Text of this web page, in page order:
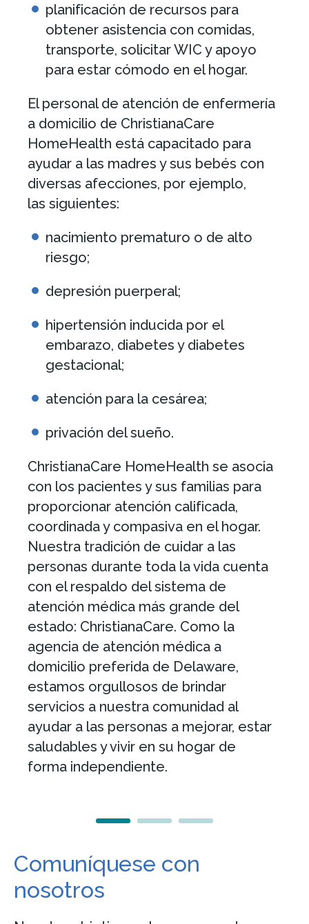
planificación de recursos para
obtener asistencia con comidas,
transporte, solicitar WIC y apoyo
para estar cómodo en el hogar.
El personal de atención de enfermería
a domicilio de ChristianaCare
HomeHealth está capacitado para
ayudar a las madres y sus bebés con
diversas afecciones, por ejemplo,
las siguientes:
nacimiento prematuro o de alto
riesgo;
depresión puerperal;
hipertensión inducida por el
embarazo, diabetes y diabetes
gestacional;
atención para la cesárea;
privación del sueño.
ChristianaCare HomeHealth se asocia
con los pacientes y sus familias para
proporcionar atención calificada,
coordinada y compasiva en el hogar.
Nuestra tradición de cuidar a las
personas durante toda la vida cuenta
con el respaldo del sistema de
atención médica más grande del
estado: ChristianaCare. Como la
agencia de atención médica a
domicilio preferida de Delaware,
estamos orgullosos de brindar
servicios a nuestra comunidad al
ayudar a las personas a mejorar, estar
saludables y vivir en su hogar de
forma independiente.
Comuníquese con
nosotros